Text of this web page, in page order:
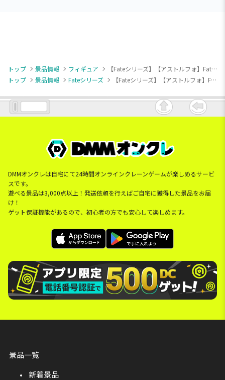
トップ 景品情報 フィギュア
【Fateシリーズ】【アストルフォ】Fate/Grand Order FIGURIZMα “セイバー/アストルフォ”
トップ
景品情報 Fateシリーズ 【Fateシリーズ】【アストルフォ】Fate/Grand Order FIGURIZMα “セイバー/アストルフォ”
DMMオンクレは自宅にて24時間オンラインクレーンゲームが楽しめるサービ
スです。
遊べる景品は3,000点以上！発送依頼を行えばご自宅に獲得した景品をお届
け！
ゲット保証機能があるので、初心者の方でも安心して楽しめます。
景品一覧
新着景品